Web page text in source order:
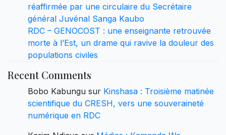
réaffirmée par une circulaire du Secrétaire
général Juvénal Sanga Kaubo
RDC – GENOCOST : une enseignante retrouvée
morte à l’Est, un drame qui ravive la douleur des
populations civiles
Recent Comments
Bobo Kabungu sur Kinshasa : Troisième matinée
scientifique du CRESH, vers une souveraineté
numérique en RDC